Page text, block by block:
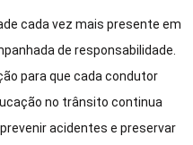
cada vez mais presente em
de responsabilidade.
para que cada condutor
no trânsito continua
acidentes e preservar